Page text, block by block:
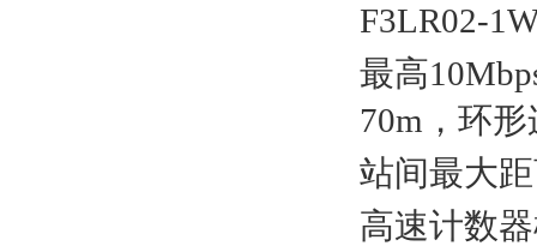
F3LR02-
最高
70m ，环
站间最大
高速计数